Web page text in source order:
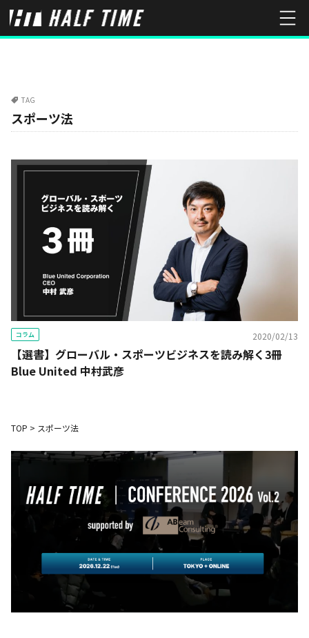
TAG
スポーツ法
コラム 2020/02/13
【選書】グローバル・スポーツビジネスを読み解く3冊
――Blue United 中村武彦
TOP > スポーツ法